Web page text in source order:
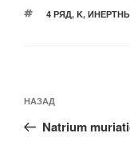
МЕТКИ
4 РЯД, K,
по
записям
Предыдущая
запись:
НАЗАД
Natrium